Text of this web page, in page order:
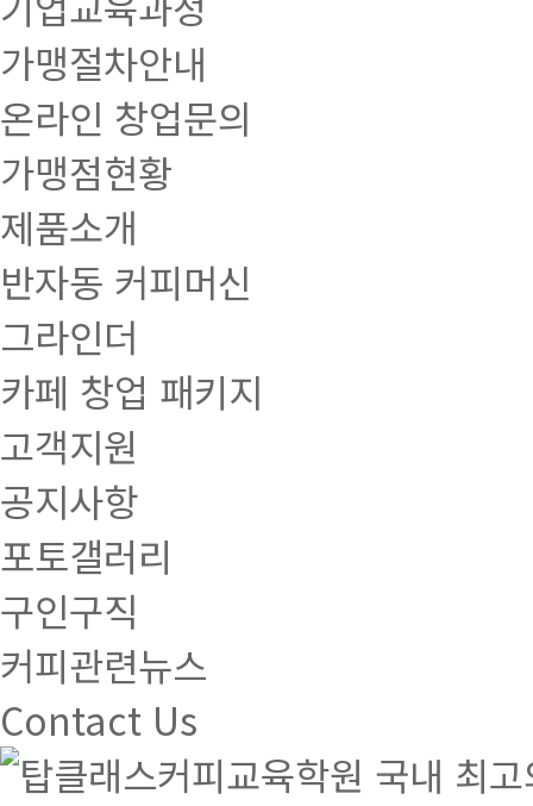
가맹절차안내
온라인 창업문의
가맹점현황
제품소개
반자동 커피머신
그라인더
카페 창업 패키지
고객지원
공지사항
포토갤러리
구인구직
커피관련뉴스
Contact Us